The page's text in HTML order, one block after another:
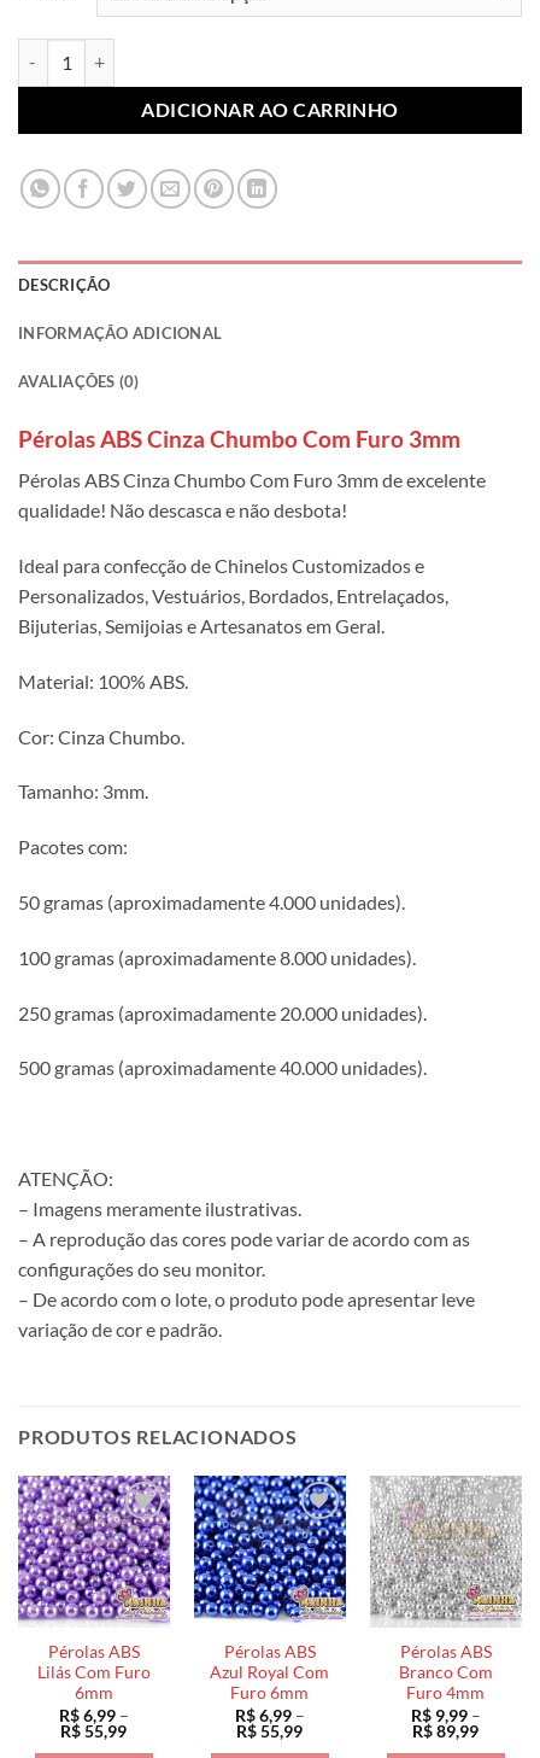
ADICIONAR AO CARRINHO
DESCRIÇÃO
INFORMAÇÃO ADICIONAL
AVALIAÇÕES (0)
Pérolas ABS Cinza Chumbo Com Furo 3mm
Pérolas ABS Cinza Chumbo Com Furo 3mm de excelente
qualidade! Não descasca e não desbota!
Ideal para confecção de Chinelos Customizados e
Personalizados, Vestuários, Bordados, Entrelaçados,
Bijuterias, Semijoias e Artesanatos em Geral.
Material: 100% ABS.
Cor: Cinza Chumbo.
Tamanho: 3mm.
Pacotes com:
50 gramas (aproximadamente 4.000 unidades).
100 gramas (aproximadamente 8.000 unidades).
250 gramas (aproximadamente 20.000 unidades).
500 gramas (aproximadamente 40.000 unidades).
ATENÇÃO:
– Imagens meramente ilustrativas.
– A reprodução das cores pode variar de acordo com as
configurações do seu monitor.
– De acordo com o lote, o produto pode apresentar leve
variação de cor e padrão.
PRODUTOS RELACIONADOS
Pérolas ABS
Lilás Com Furo
6mm
R$6,99 –
R$55,99Faixa
Pérolas ABS
Azul Royal Com
Furo 6mm
R$6,99 –
R$55,99Faixa
Pérolas ABS
Branco Com
Furo 4mm
R$9,99 –
R$89,99Faixa